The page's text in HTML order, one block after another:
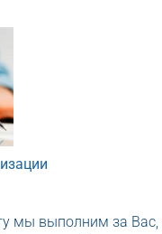
мы выполним за Вас,